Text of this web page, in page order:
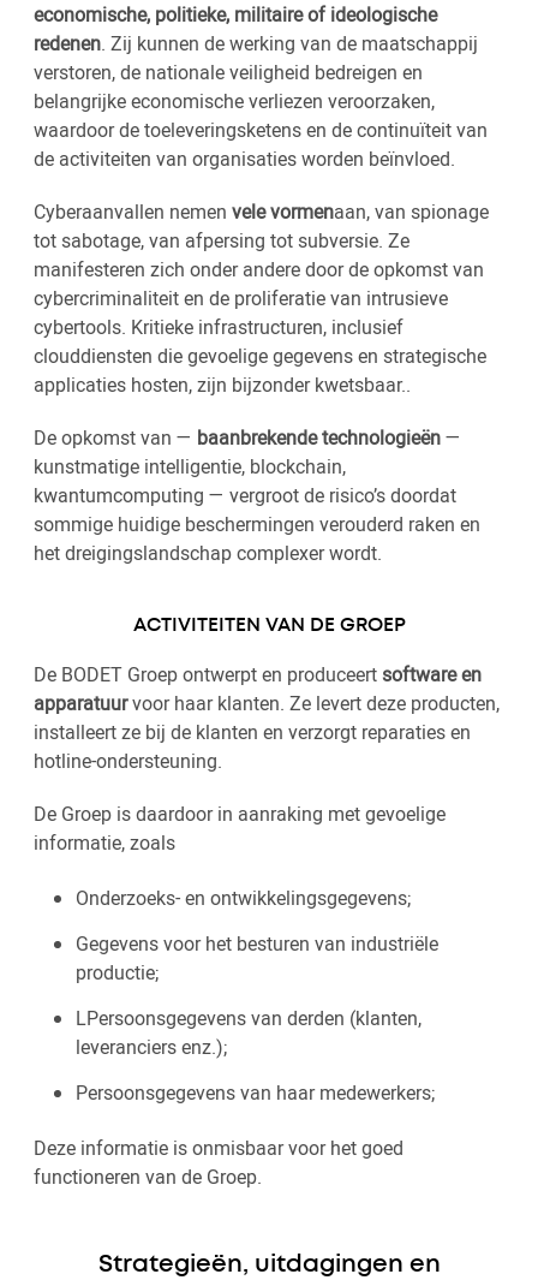
economische, politieke, militaire of ideologische
redenen. Zij kunnen de werking van de maatschappij
verstoren, de nationale veiligheid bedreigen en
belangrijke economische verliezen veroorzaken,
waardoor de toeleveringsketens en de continuïteit van
de activiteiten van organisaties worden beïnvloed.
Cyberaanvallen nemen vele vormenaan, van spionage
tot sabotage, van afpersing tot subversie. Ze
manifesteren zich onder andere door de opkomst van
cybercriminaliteit en de proliferatie van intrusieve
cybertools. Kritieke infrastructuren, inclusief
clouddiensten die gevoelige gegevens en strategische
applicaties hosten, zijn bijzonder kwetsbaar..
De opkomst van — baanbrekende technologieën—
kunstmatige intelligentie, blockchain,
kwantumcomputing — vergroot de risico’s doordat
sommige huidige beschermingen verouderd raken en
het dreigingslandschap complexer wordt.
ACTIVITEITEN VAN DE GROEP
De BODET Groep ontwerpt en produceert software en
apparatuurvoor haar klanten. Ze levert deze producten,
installeert ze bij de klanten en verzorgt reparaties en
hotline-ondersteuning.
De Groep is daardoor in aanraking met gevoelige
informatie, zoals
Onderzoeks- en ontwikkelingsgegevens;
Gegevens voor het besturen van industriële
productie;
LPersoonsgegevens van derden (klanten,
leveranciers enz.);
Persoonsgegevens van haar medewerkers;
Deze informatie is onmisbaar voor het goed
functioneren van de Groep.
Strategieën, uitdagingen en